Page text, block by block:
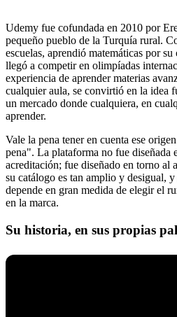
Udemy fue cofundada en 2010 por
pequeño pueblo de la Turquía rural.
escuelas, aprendió matemáticas por
llegó a competir en olimpíadas
experiencia de aprender materias
cualquier aula, se convirtió en la idea
un mercado donde cualquiera, en
aprender.
Vale la pena tener en cuenta ese
pena". La plataforma no fue diseñada
acreditación; fue diseñado en torno al
su catálogo es tan amplio y desigual,
depende en gran medida de elegir el
en la marca.
Su historia, en sus propias